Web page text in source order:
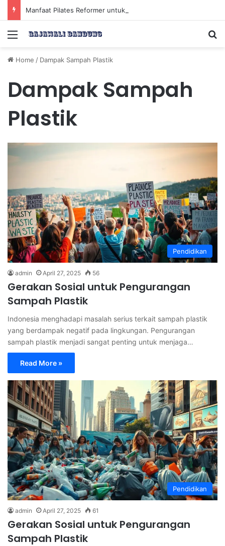
Menu
Home / Dampak Sampah Plastik
Dampak Sampah
Plastik
Pendidikan
admin April 27, 2025 56
Gerakan Sosial untuk Pengurangan
Sampah Plastik
Indonesia menghadapi masalah serius terkait sampah plastik
yang berdampak negatif pada lingkungan. Pengurangan
sampah plastik menjadi sangat penting untuk menjaga…
Read More »
Pendidikan
admin April 27, 2025 61
Gerakan Sosial untuk Pengurangan
Sampah Plastik